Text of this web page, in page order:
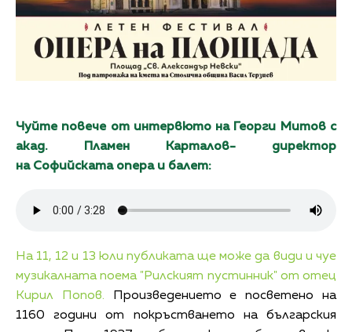
Чуйте повече от интервюто на Георги Митов с
акад. Пламен Карталов- директор
на Софийската опера и балет:
На 11, 12 и 13 юли публиката ще може да види и чуе
музикалната поема "Рилският пустинник" от отец
Кирил Попов.
Произведението е посветено на
1160 години от покръстването на българския